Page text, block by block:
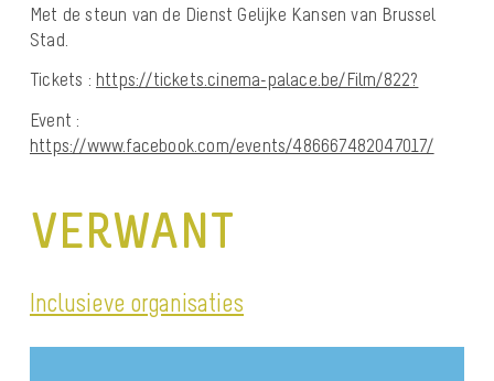
Met de steun van de Dienst Gelijke Kansen van Brussel
Stad.
Tickets : https://tickets.cinema-palace.be/Film/822?
Event :
https://www.facebook.com/events/486667482047017/
VERWANT
Inclusieve organisaties